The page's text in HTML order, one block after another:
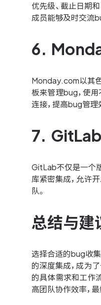
优先级、截止日期
成员能够及时交流
6.
Monday.com以其
板来管理bug，使
连接，提高bug管理
7.
GitLab不仅是一个
库紧密集成，允许
队。
总结与建
选择合适的bug收
的深度集成，成为
的具体需求和工作
高团队协作效率，